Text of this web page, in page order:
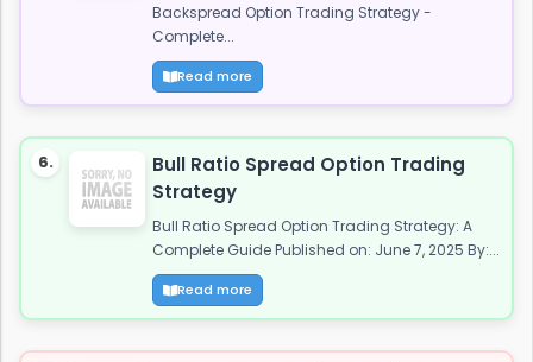
Backspread Option Trading Strategy -
Complete...
Read more
6.
Bull Ratio Spread Option Trading
Strategy
Bull Ratio Spread Option Trading Strategy: A
Complete Guide Published on: June 7, 2025 By:...
Read more